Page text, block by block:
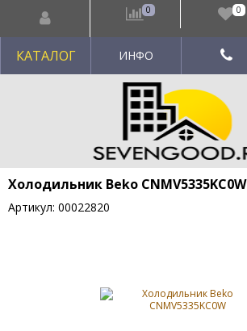
КАТАЛОГ ИНФО
Холодильник Beko CNMV5335KC0W
Артикул: 00022820
0 0